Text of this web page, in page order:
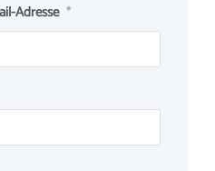
Adresse *